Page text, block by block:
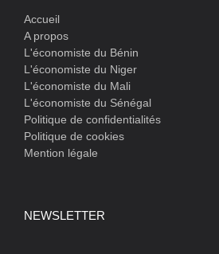
Accueil
A propos
L'économiste du Bénin
L'économiste du Niger
L'économiste du Mali
L'économiste du Sénégal
Politique de confidentialités
Politique de cookies
Mention légale
NEWSLETTER